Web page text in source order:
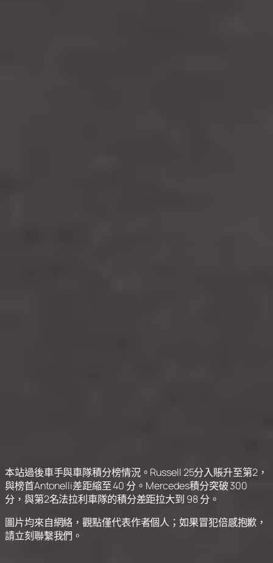
本站過後車手與車隊積分榜情況。Russell 25分入賬升至第2，
與榜首Antonelli差距縮至 40 分。Mercedes積分突破 300
分，與第2名法拉利車隊的積分差距拉大到 98 分。
圖片均來自網絡，觀點僅代表作者個人；如果冒犯倍感抱歉，
請立刻聯繫我們。